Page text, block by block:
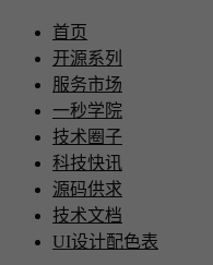
首页
开源系列
服务市场
一秒学院
技术圈子
科技快讯
源码供求
技术文档
UI设计配色表